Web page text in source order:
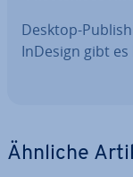
Desktop-
InDesign gibt
Ähnliche